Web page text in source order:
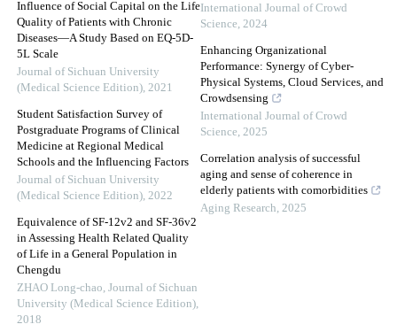
Influence of Social Capital on the Life
Quality of Patients with Chronic
Diseases—A Study Based on EQ-5D-
5L Scale
Journal of Sichuan University
(Medical Science Edition), 2021
Student Satisfaction Survey of
Postgraduate Programs of Clinical
Medicine at Regional Medical
Schools and the Influencing Factors
Journal of Sichuan University
(Medical Science Edition), 2022
Equivalence of SF-12v2 and SF-36v2
in Assessing Health Related Quality
of Life in a General Population in
Chengdu
ZHAO Long-chao, Journal of Sichuan
University (Medical Science Edition),
2018
International Journal of Crowd
Science, 2024
Enhancing Organizational
Performance: Synergy of Cyber-
Physical Systems, Cloud Services, and
Crowdsensing
International Journal of Crowd
Science, 2025
Correlation analysis of successful
aging and sense of coherence in
elderly patients with comorbidities
Aging Research, 2025